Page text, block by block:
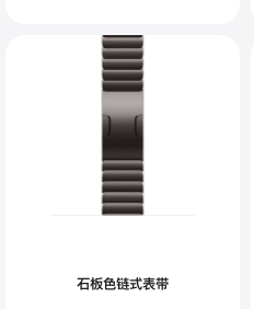
石板色链式表带